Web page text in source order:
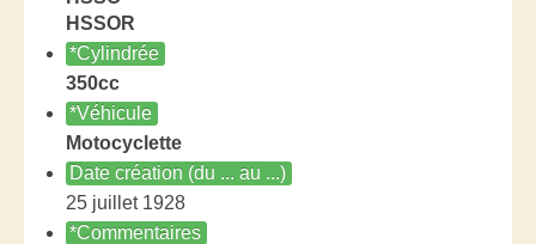
HSSOR
*Cylindrée
350cc
*Véhicule
Motocyclette
Date création (du ... au ...)
25 juillet 1928
*Commentaires